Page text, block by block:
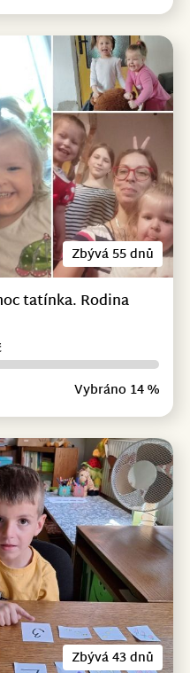
Zbývá 55 dnů
tatínka. Rodina
Vybráno 14 %
Zbývá 43 dnů